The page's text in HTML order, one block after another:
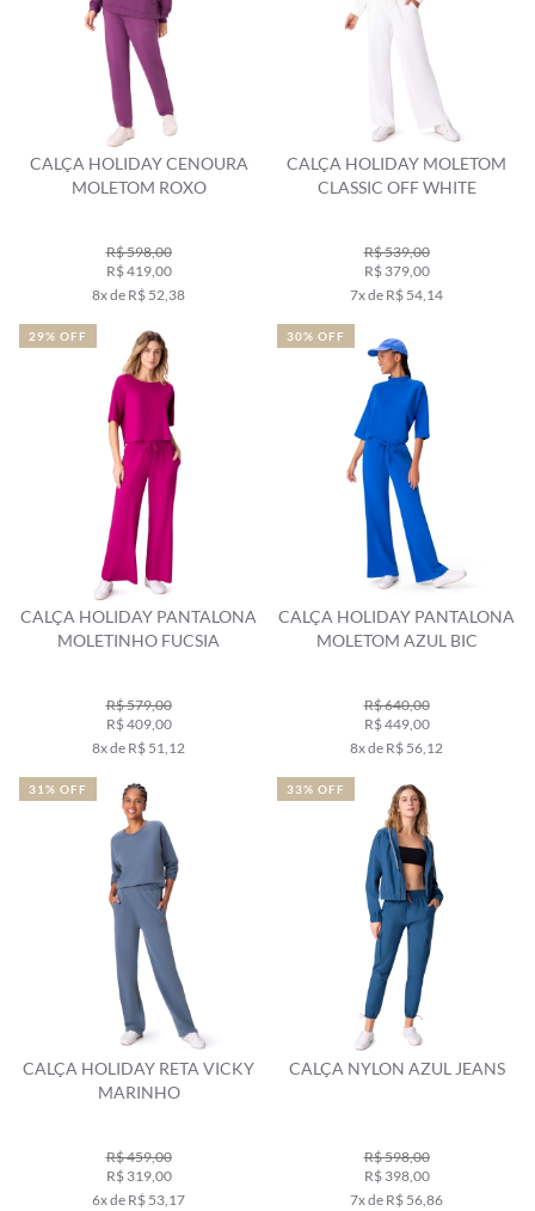
CALÇA HOLIDAY CENOURA
MOLETOM ROXO
R$ 598,00
R$ 419,00
8x de R$ 52,38
CALÇA HOLIDAY MOLETOM
CLASSIC OFF WHITE
R$ 539,00
R$ 379,00
7x de R$ 54,14
CALÇA HOLIDAY PANTALONA
MOLETINHO FUCSIA
R$ 579,00
R$ 409,00
8x de R$ 51,12
29% OFF
CALÇA HOLIDAY PANTALONA
MOLETOM AZUL BIC
R$ 640,00
R$ 449,00
8x de R$ 56,12
30% OFF
CALÇA HOLIDAY RETA VICKY
MARINHO
R$ 459,00
R$ 319,00
6x de R$ 53,17
31% OFF
CALÇA NYLON AZUL JEANS
R$ 598,00
R$ 398,00
7x de R$ 56,86
33% OFF